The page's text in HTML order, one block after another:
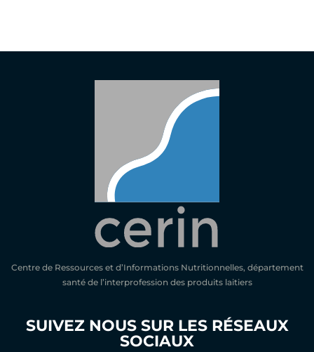
Centre de Ressources et d’Informations Nutritionnelles, département
santé de l’interprofession des produits laitiers
SUIVEZ NOUS SUR LES RÉSEAUX
SOCIAUX